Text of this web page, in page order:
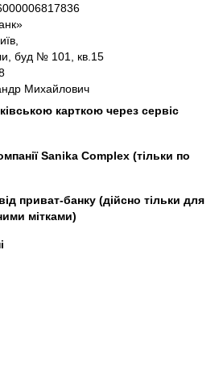
буд № 101, кв.15
Михайлович
карткою через сервіс
Sanika Complex (тільки по
приват-банку (дійсно тільки для
мітками)